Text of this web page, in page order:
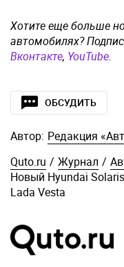
Хотите еще больше
автомобилях?
Вконтакте, YouTube.
ОБСУДИТЬ
Автор: Редакция
Quto.ru / Журнал /
Новый Hyundai
Lada Vesta